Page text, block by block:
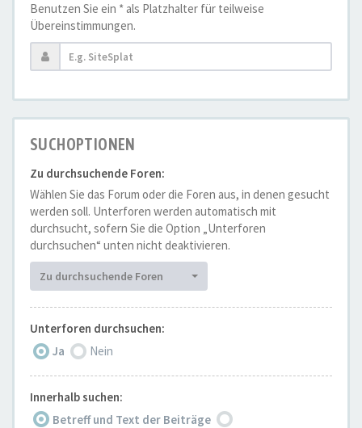
Benutzen Sie ein * als Platzhalter für teilweise
Übereinstimmungen.
SUCHOPTIONEN
Zu durchsuchende Foren:
Wählen Sie das Forum oder die Foren aus, in denen gesucht
werden soll. Unterforen werden automatisch mit
durchsucht, sofern Sie die Option „Unterforen
durchsuchen“ unten nicht deaktivieren.
Zu durchsuchende Foren
Unterforen durchsuchen:
Ja
Nein
Innerhalb suchen:
Betreff und Text der Beiträge